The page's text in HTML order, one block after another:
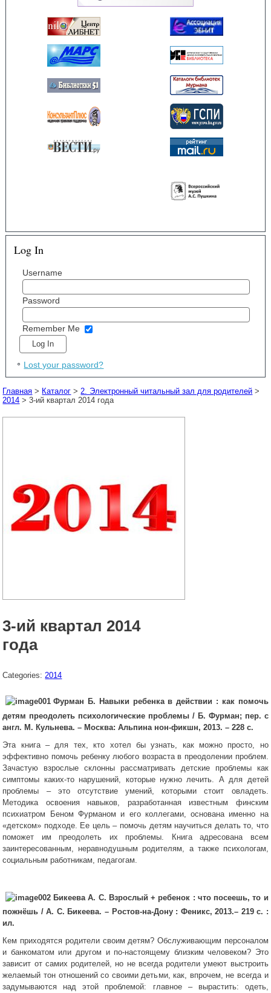
Log In
Username
Password
Remember Me
Lost your password?
Главная > Каталог > 2. Электронный читальный зал для родителей >
2014 > 3-ий квартал 2014 года
3-ий квартал 2014
года
Categories: 2014
Фурман Б. Навыки ребенка в действии : как помочь
детям преодолеть психологические проблемы / Б. Фурман; пер. с
англ.М. Кульнева. – Москва: Альпина нон-фикшн, 2013. – 228 с.
Эта книга – для тех, кто хотел бы узнать, как можно просто, но
эффективно помочь ребенку любого возраста в преодолении проблем.
Зачастую взрослые склонны рассматривать детские проблемы как
симптомы каких-то нарушений, которые нужно лечить. А для детей
проблемы – это отсутствие умений, которыми стоит овладеть.
Методика освоения навыков, разработанная известным финским
психиатром Беном Фурманом и его коллегами, основана именно на
«детском» подходе. Ее цель – помочь детям научиться делать то, что
поможет им преодолеть их проблемы. Книга адресована всем
заинтересованным, неравнодушным родителям, а также психологам,
социальным работникам, педагогам.
Бикеева А. С. Взрослый + ребенок : что посеешь, то и
пожнёшь /А. С. Бикеева. – Ростов-на-Дону : Феникс, 2013.– 219 с. :
ил.
Кем приходятся родители своим детям? Обслуживающим персоналом
и банкоматом или другом и по-настоящему близким человеком? Это
зависит от самих родителей, но не всегда родители умеют выстроить
желаемый тон отношений со своими детьми, как, впрочем, не всегда и
задумываются над этой проблемой: главное – вырастить: одеть,